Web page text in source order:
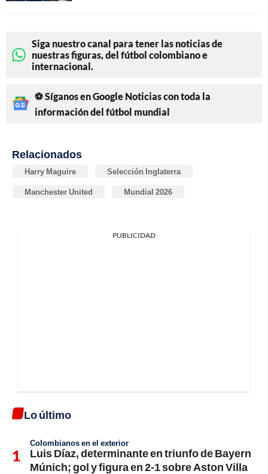
Siga nuestro canal para tener las noticias de
nuestras figuras, del fútbol colombiano e
internacional.
⚽ Síganos en Google Noticias con toda la
información del fútbol mundial
Relacionados
Harry Maguire Selección Inglaterra
Manchester United Mundial 2026
PUBLICIDAD
Lo último
Colombianos en el exterior
Luis Díaz, determinante en triunfo de Bayern
Múnich; gol y figura en 2-1 sobre Aston Villa